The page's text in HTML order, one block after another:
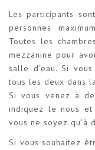
Les participants
personnes
Toutes les
mezzanine pour
salle d’eau. Si
tous les deux dans
Si vous venez à
indiquez le nous
vous ne soyez qu’à
Si vous souhaitez